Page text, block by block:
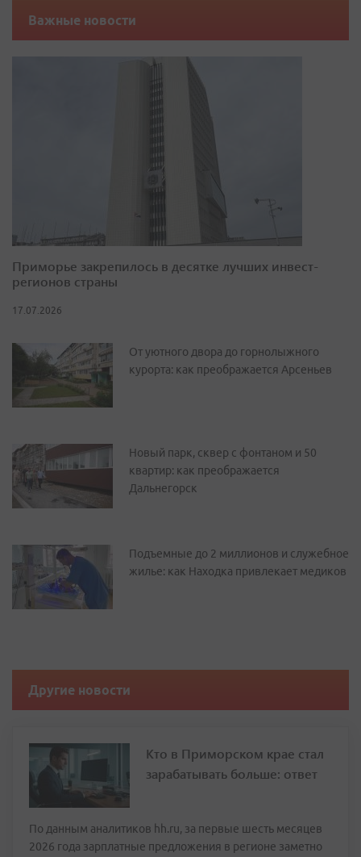
Важные новости
Приморье закрепилось в десятке лучших инвест-
регионов страны
17.07.2026
От уютного двора до горнолыжного
курорта: как преображается Арсеньев
Новый парк, сквер с фонтаном и 50
квартир: как преображается
Дальнегорск
Подъемные до 2 миллионов и служебное
жилье: как Находка привлекает медиков
Другие новости
Кто в Приморском крае стал
зарабатывать больше: ответ
По данным аналитиков hh.ru, за первые шесть месяцев
2026 года зарплатные предложения в регионе заметно